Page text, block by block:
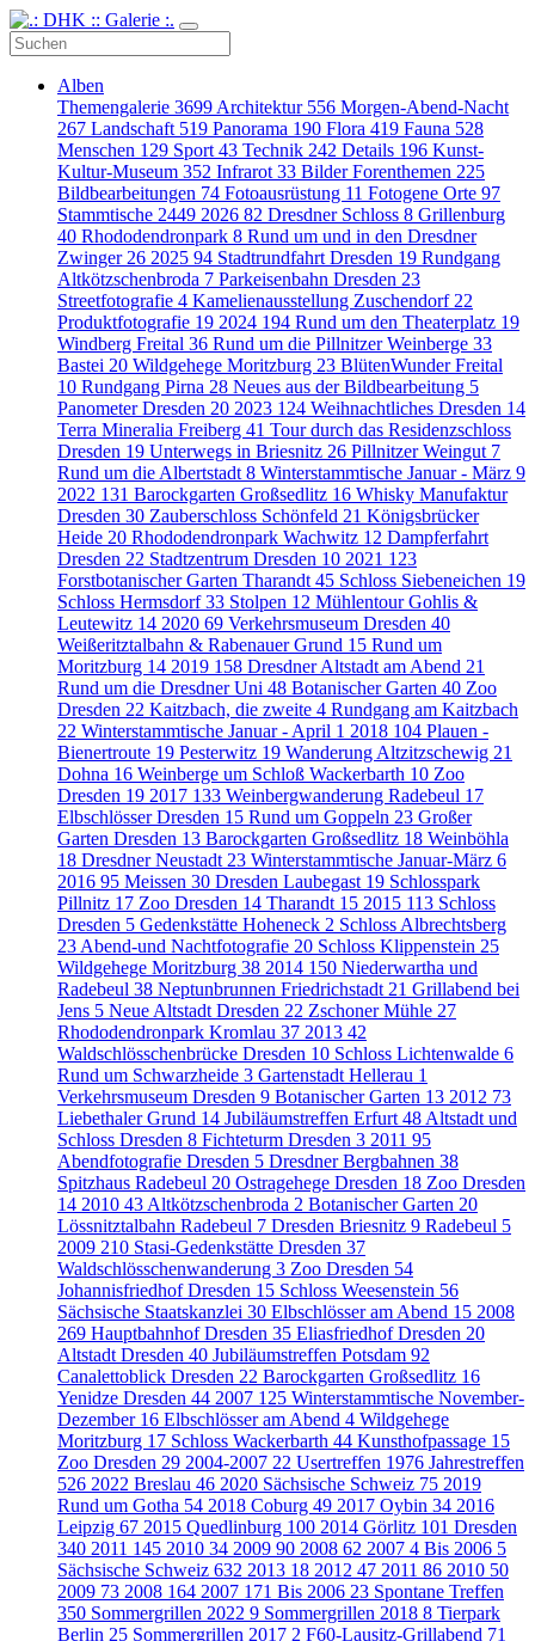
Alben
Themengalerie 3699 Architektur 556 Morgen-Abend-Nacht
267 Landschaft 519 Panorama 190 Flora 419 Fauna 528
Menschen 129 Sport 43 Technik 242 Details 196 Kunst-
Kultur-Museum 352 Infrarot 33 Bilder Forenthemen 225
Bildbearbeitungen 74 Fotoausrüstung 11 Fotogene Orte 97
Stammtische 2449 2026 82 Dresdner Schloss 8 Grillenburg
40 Rhododendronpark 8 Rund um und in den Dresdner
Zwinger 26 2025 94 Stadtrundfahrt Dresden 19 Rundgang
Altkötzschenbroda 7 Parkeisenbahn Dresden 23
Streetfotografie 4 Kamelienausstellung Zuschendorf 22
Produktfotografie 19 2024 194 Rund um den Theaterplatz 19
Windberg Freital 36 Rund um die Pillnitzer Weinberge 33
Bastei 20 Wildgehege Moritzburg 23 BlütenWunder Freital
10 Rundgang Pirna 28 Neues aus der Bildbearbeitung 5
Panometer Dresden 20 2023 124 Weihnachtliches Dresden 14
Terra Mineralia Freiberg 41 Tour durch das Residenzschloss
Dresden 19 Unterwegs in Briesnitz 26 Pillnitzer Weingut 7
Rund um die Albertstadt 8 Winterstammtische Januar - März 9
2022 131 Barockgarten Großsedlitz 16 Whisky Manufaktur
Dresden 30 Zauberschloss Schönfeld 21 Königsbrücker
Heide 20 Rhododendronpark Wachwitz 12 Dampferfahrt
Dresden 22 Stadtzentrum Dresden 10 2021 123
Forstbotanischer Garten Tharandt 45 Schloss Siebeneichen 19
Schloss Hermsdorf33 Stolpen 12 Mühlentour Gohlis &
Leutewitz 14 2020 69 Verkehrsmuseum Dresden 40
Weißeritztalbahn & Rabenauer Grund 15 Rund um
Moritzburg 14 2019 158 Dresdner Altstadt am Abend 21
Rund um die Dresdner Uni 48 Botanischer Garten 40 Zoo
Dresden 22 Kaitzbach, die zweite 4 Rundgang am Kaitzbach
22 Winterstammtische Januar - April 1 2018 104 Plauen -
Bienertroute 19 Pesterwitz 19 Wanderung Altzitzschewig 21
Dohna 16 Weinberge um Schloß Wackerbarth 10 Zoo
Dresden 19 2017 133 Weinbergwanderung Radebeul 17
Elbschlösser Dresden 15 Rund um Goppeln 23 Großer
Garten Dresden 13 Barockgarten Großsedlitz 18 Weinböhla
18 Dresdner Neustadt 23 Winterstammtische Januar-März 6
2016 95 Meissen 30 Dresden Laubegast 19 Schlosspark
Pillnitz 17 Zoo Dresden 14 Tharandt 15 2015 113 Schloss
Dresden 5 Gedenkstätte Hoheneck 2 Schloss Albrechtsberg
23 Abend-und Nachtfotografie 20 Schloss Klippenstein 25
Wildgehege Moritzburg 38 2014 150 Niederwartha und
Radebeul 38 Neptunbrunnen Friedrichstadt 21 Grillabend bei
Jens 5 Neue Altstadt Dresden 22 Zschoner Mühle 27
Rhododendronpark Kromlau 37 2013 42
Waldschlösschenbrücke Dresden 10 Schloss Lichtenwalde 6
Rund um Schwarzheide 3 Gartenstadt Hellerau 1
Verkehrsmuseum Dresden 9 Botanischer Garten 13 2012 73
Liebethaler Grund 14 Jubiläumstreffen Erfurt 48 Altstadt und
Schloss Dresden 8 Fichteturm Dresden 3 2011 95
Abendfotografie Dresden 5 Dresdner Bergbahnen 38
Spitzhaus Radebeul 20 Ostragehege Dresden 18 Zoo Dresden
14 2010 43 Altkötzschenbroda 2 Botanischer Garten 20
Lössnitztalbahn Radebeul 7 Dresden Briesnitz 9 Radebeul 5
2009 210 Stasi-Gedenkstätte Dresden 37
Waldschlösschenwanderung 3 Zoo Dresden 54
Johannisfriedhof Dresden 15 Schloss Weesenstein 56
Sächsische Staatskanzlei 30 Elbschlösser am Abend 15 2008
269 Hauptbahnhof Dresden 35 Eliasfriedhof Dresden 20
Altstadt Dresden 40 Jubiläumstreffen Potsdam 92
Canalettoblick Dresden 22 Barockgarten Großsedlitz 16
Yenidze Dresden 44 2007 125 Winterstammtische November-
Dezember 16 Elbschlösser am Abend 4 Wildgehege
Moritzburg 17 Schloss Wackerbarth 44 Kunsthofpassage 15
Zoo Dresden 29 2004-2007 22 Usertreffen 1976 Jahrestreffen
526 2022 Breslau 46 2020 Sächsische Schweiz 75 2019
Rund um Gotha 54 2018 Coburg 49 2017 Oybin 34 2016
Leipzig 67 2015 Quedlinburg 100 2014 Görlitz 101 Dresden
340 2011 145 2010 34 2009 90 2008 62 2007 4 Bis 2006 5
Sächsische Schweiz 632 2013 18 2012 47 2011 86 2010 50
2009 73 2008 164 2007 171 Bis 2006 23 Spontane Treffen
350 Sommergrillen 2022 9 Sommergrillen 2018 8 Tierpark
Berlin 25 Sommergrillen 2017 2 F60-Lausitz-Grillabend 71